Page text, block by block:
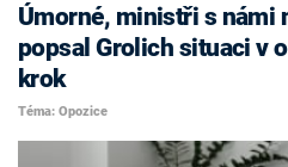
Úmorné, ministři s námi
popsal Grolich situaci v
krok
Téma: Opozice